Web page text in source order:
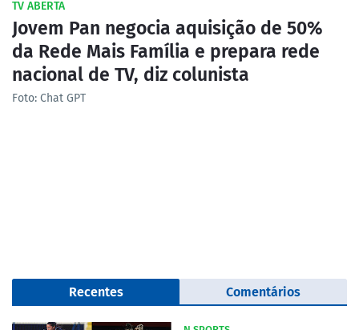
TV ABERTA
Jovem Pan negocia aquisição de 50%
da Rede Mais Família e prepara rede
nacional de TV, diz colunista
Foto: Chat GPT
Recentes Comentários